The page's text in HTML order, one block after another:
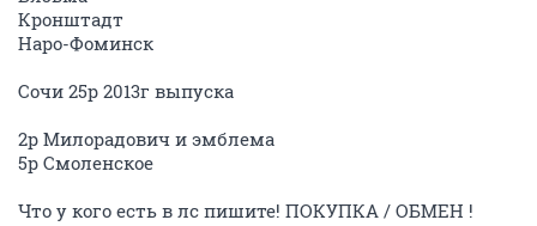
Кронштадт
Наро-Фоминск
Сочи 25р 2013г выпуска
2р Милорадович и эмблема
5р Смоленское
Что у кого есть в лс пишите! ПОКУПКА / ОБМЕН !